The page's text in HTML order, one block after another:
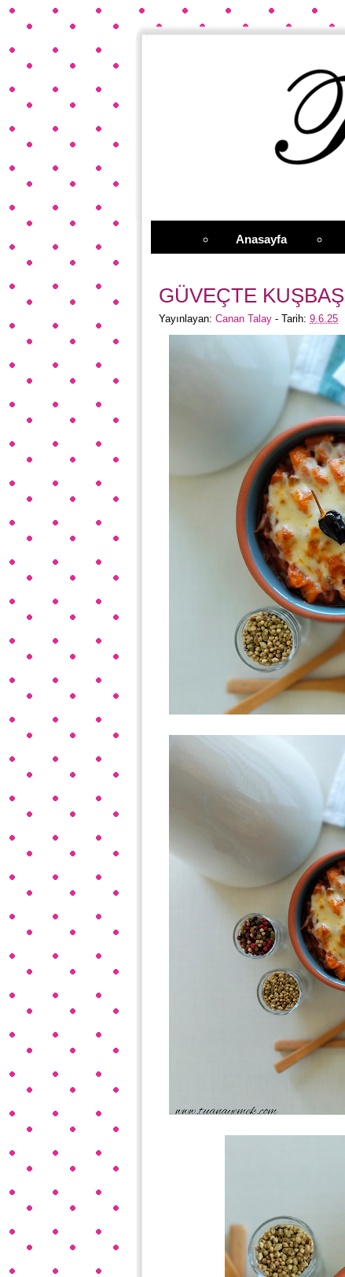
Anasayfa
GÜVEÇTE
Yayınlayan: Canan Talay - Tarih: 9.6.25